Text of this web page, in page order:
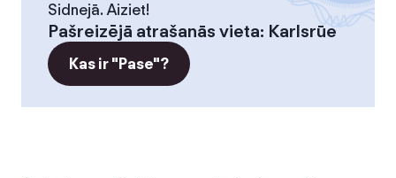
Sidnejā. Aiziet!
Pašreizējā atrašanās vieta: Karlsrūe
Kas ir "Pase"?